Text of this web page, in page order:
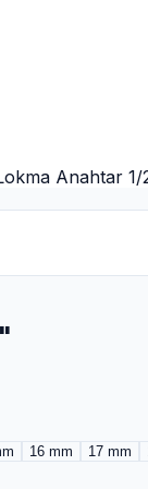
Anahtar 1/
16 mm 17 mm